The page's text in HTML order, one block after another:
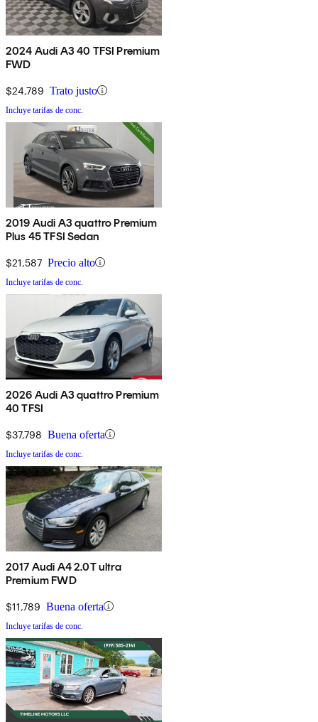
2024 Audi A3 40 TFSI Premium
FWD
$24,789 Trato justo
Incluye tarifas de conc.
2019 Audi A3 quattro Premium
Plus 45 TFSI Sedan
$21,587 Precio alto
Incluye tarifas de conc.
2026 Audi A3 quattro Premium
40 TFSI
$37,798 Buena oferta
Incluye tarifas de conc.
2017 Audi A4 2.0T ultra
Premium FWD
$11,789 Buena oferta
Incluye tarifas de conc.